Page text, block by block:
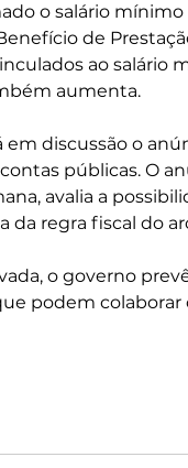
o salário
de
ao salário
aumenta.
em discussão o
públicas. O
avalia a
da regra fiscal do
o governo
podem